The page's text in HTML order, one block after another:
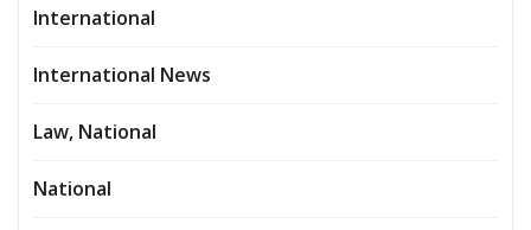
International
International News
Law, National
National